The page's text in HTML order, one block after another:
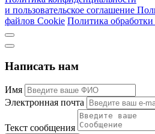
и пользовательское соглашение
файлов Cookie Политика
Написать нам
Имя
Электронная почта
Текст сообщения